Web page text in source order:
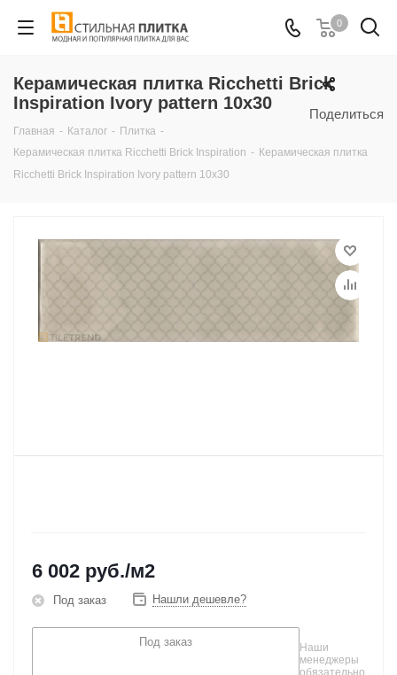
0
Поделиться
Керамическая плитка Ricchetti Brick
Inspiration Ivory pattern 10x30
Главная - Каталог - Плитка -
Керамическая плитка Ricchetti Brick Inspiration - Керамическая плитка
Ricchetti Brick Inspiration Ivory pattern 10x30
6 002 руб./м2
Под заказ Нашли дешевле?
Под заказ
Наши
менеджеры
обязательно